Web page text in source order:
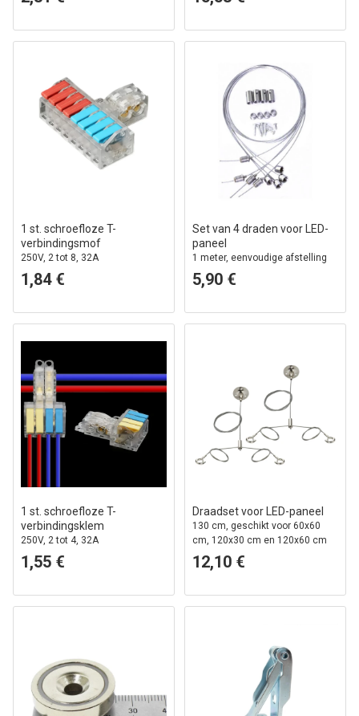
1 st. schroefloze T-
verbindingsmof
250V, 2 tot 8, 32A
1,84 €
Set van 4 draden voor LED-
paneel
1 meter, eenvoudige afstelling
5,90 €
1 st. schroefloze T-
verbindingsklem
250V, 2 tot 4, 32A
1,55 €
Draadset voor LED-paneel
130 cm, geschikt voor 60x60
cm, 120x30 cm en 120x60 cm
panelen
12,10 €